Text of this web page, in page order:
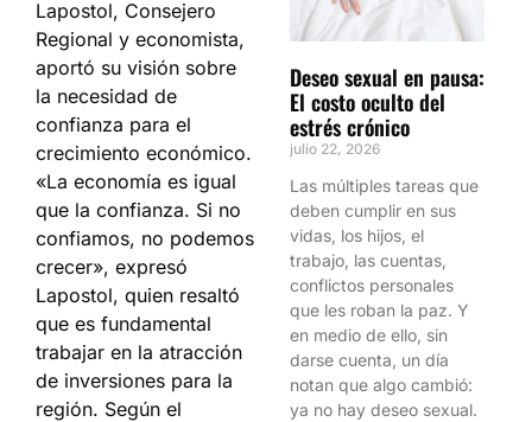
Lapostol, Consejero
Regional y economista,
aportó su visión sobre
la necesidad de
confianza para el
crecimiento económico.
«La economía es igual
que la confianza. Si no
confiamos, no podemos
crecer», expresó
Lapostol, quien resaltó
que es fundamental
trabajar en la atracción
de inversiones para la
región. Según el
Deseo sexual en pausa:
El costo oculto del
estrés crónico
julio 22, 2026
Las múltiples tareas que
deben cumplir en sus
vidas, los hijos, el
trabajo, las cuentas,
conflictos personales
que les roban la paz. Y
en medio de ello, sin
darse cuenta, un día
notan que algo cambió:
ya no hay deseo sexual.